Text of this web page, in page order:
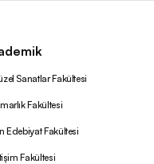
Sanatlar Fakültesi
Fakültesi
Edebiyat Fakültesi
Fakültesi